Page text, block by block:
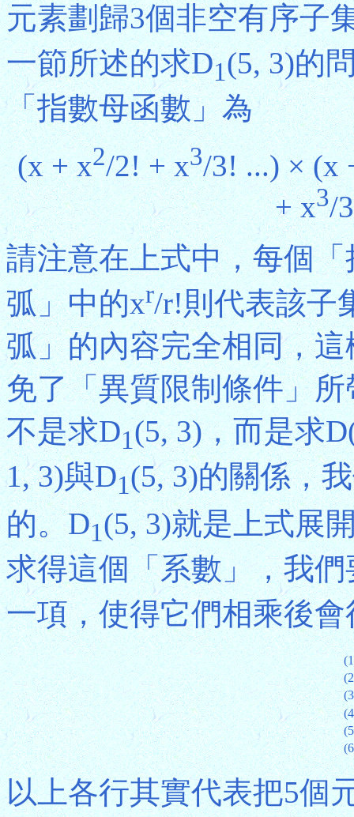
元素劃歸3個非空有序子
一節所述的求D1(5, 3)的
「指數母函數」為
(x + x2/2! + x3/3! ...) × (x
+ x3/
請注意在上式中，每個
弧」中的xr/r!則代表該子
弧」的內容完全相同，
免了「異質限制條件」
不是求D1(5, 3)，而是求
1, 3)與D1(5, 3)的關係，
的。D1(5, 3)就是上式展
求得這個「系數」，我
一項，使得它們相乘後會
以上各行其實代表把5個